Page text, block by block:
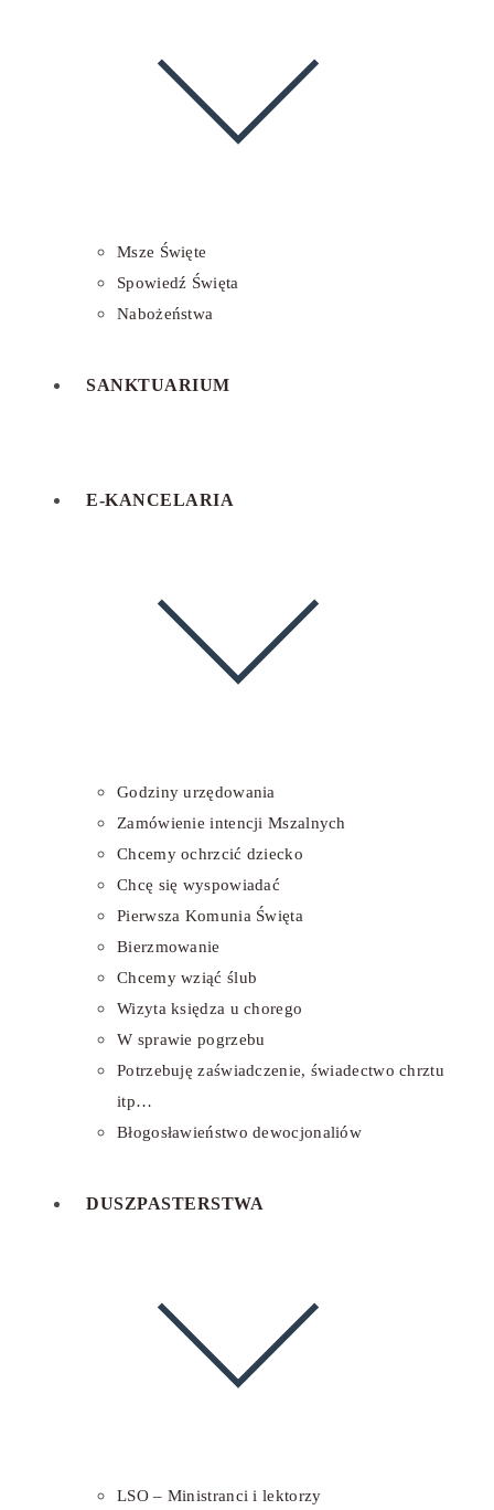
Msze Święte
Spowiedź Święta
Nabożeństwa
SANKTUARIUM
E-KANCELARIA
Godziny urzędowania
Zamówienie intencji Mszalnych
Chcemy ochrzcić dziecko
Chcę się wyspowiadać
Pierwsza Komunia Święta
Bierzmowanie
Chcemy wziąć ślub
Wizyta księdza u chorego
W sprawie pogrzebu
Potrzebuję zaświadczenie, świadectwo chrztu
itp…
Błogosławieństwo dewocjonaliów
DUSZPASTERSTWA
LSO – Ministranci i lektorzy